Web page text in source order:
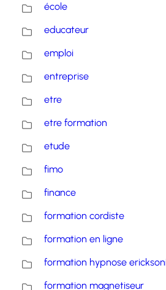
école
educateur
emploi
entreprise
etre
etre formation
etude
fimo
finance
formation cordiste
formation en ligne
formation hypnose
formation magnetiseur